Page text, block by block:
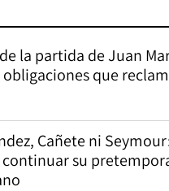
la partida de Juan
obligaciones que
Cañete ni
su